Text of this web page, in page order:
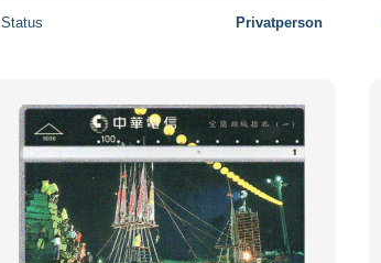
Status Privatperson